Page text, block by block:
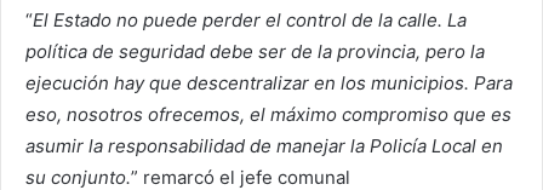
“El Estado no puede perder el control de la calle. La
política de seguridad debe ser de la provincia, pero la
ejecución hay que descentralizar en los municipios. Para
eso, nosotros ofrecemos, el máximo compromiso que es
asumir la responsabilidad de manejar la Policía Local en
su conjunto.” remarcó el jefe comunal